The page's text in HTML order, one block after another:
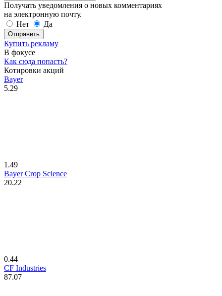
Получать уведомления о новых комментариях
на электронную почту.
Нет
Да
Отправить
Купить рекламу
В фокусе
Как сюда попасть?
Котировки акций
Bayer
5.29
1.49
Bayer Crop Science
20.22
0.44
CF Industries
87.07